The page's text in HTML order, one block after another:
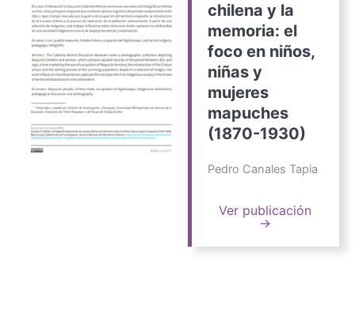
chilena y la
memoria: el
foco en niños,
niñas y
mujeres
mapuches
(1870-1930)
Pedro Canales Tapia
Ver publicación
→